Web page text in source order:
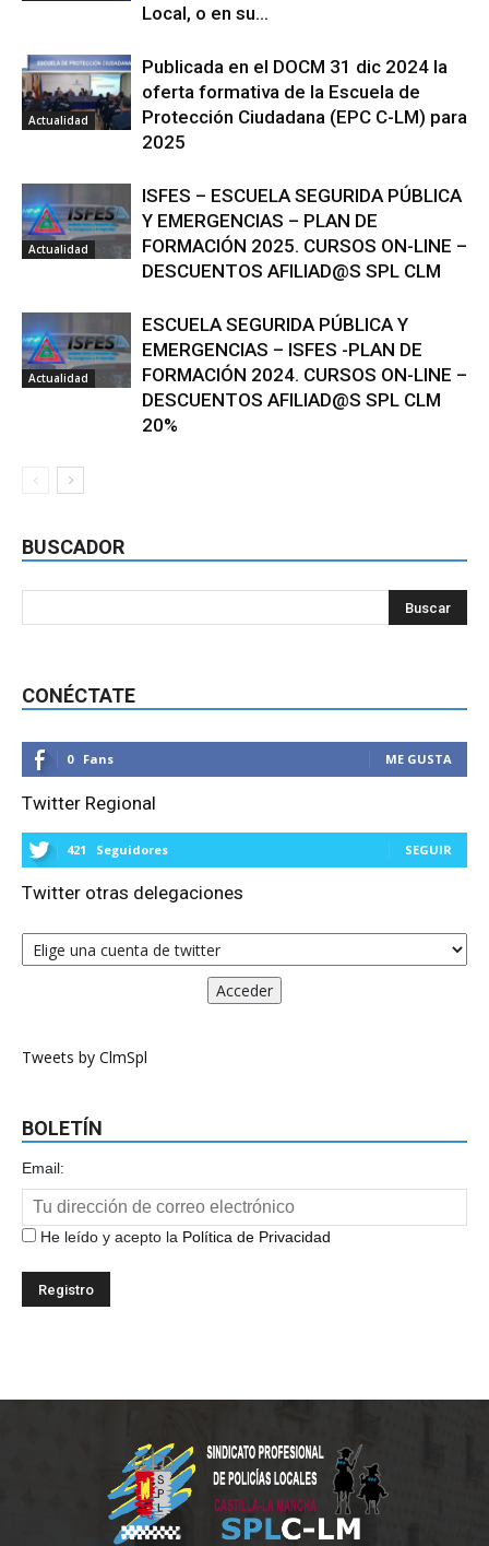
Local, o en su...
Actualidad
Publicada en el DOCM 31 dic 2024 la
oferta formativa de la Escuela de
Protección Ciudadana (EPC C-LM) para
2025
Actualidad
ISFES – ESCUELA SEGURIDA PÚBLICA
Y EMERGENCIAS – PLAN DE
FORMACIÓN 2025. CURSOS ON-LINE –
DESCUENTOS AFILIAD@S SPL CLM
Actualidad
ESCUELA SEGURIDA PÚBLICA Y
EMERGENCIAS – ISFES -PLAN DE
FORMACIÓN 2024. CURSOS ON-LINE –
DESCUENTOS AFILIAD@S SPL CLM
20%
BUSCADOR
CONÉCTATE
0 Fans ME GUSTA
Twitter Regional
421 Seguidores SEGUIR
Twitter otras delegaciones
Tweets by ClmSpl
BOLETÍN
Email:
He leído y acepto la Política de Privacidad